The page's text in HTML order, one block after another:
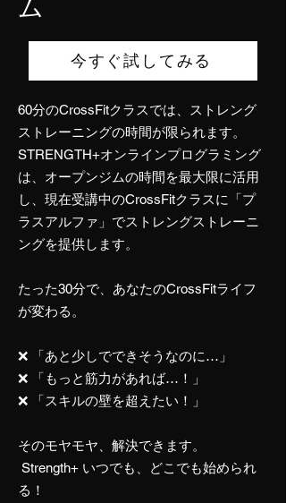
ム
今すぐ試してみる
60分のCrossFitクラスでは、ストレング
ストレーニングの時間が限られます。
STRENGTH+オンラインプログラミング
は、オープンジムの時間を最大限に活用
し、現在受講中のCrossFitクラスに「プ
ラスアルファ」でストレングストレーニ
ングを提供します。
たった30分で、あなたのCrossFitライフ
が変わる。
❌ 「あと少しでできそうなのに…」
❌ 「もっと筋力があれば…！」
❌ 「スキルの壁を超えたい！」
そのモヤモヤ、解決できます。
Strength+ いつでも、どこでも始められ
る！